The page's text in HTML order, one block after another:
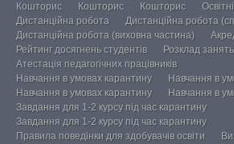
Кошторис
Кошторис Кошторис
Дистанційна робота
Дистанційна робота
Дистанційна робота (виховна частина)
Рейтинг досягнень студентів
Розклад
Атестація педагогічних працівників
Навчання в умовах карантину
Навчання в
Навчання в умовах карантину
Навчання в
Завдання для 1-2 курсу під час карантину
Завдання для 1-2 курсу під час карантину
Правила поведінки для здобувачів освіти